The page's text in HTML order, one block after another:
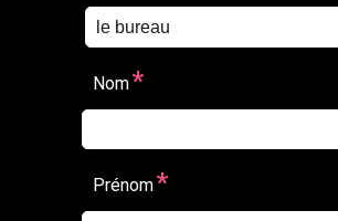
Nom*
Prénom*